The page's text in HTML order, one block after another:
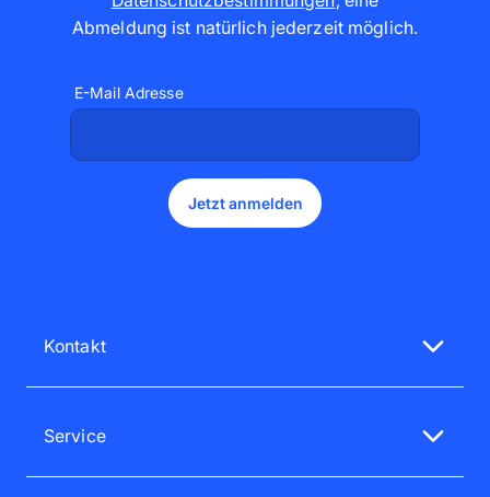
Abmeldung ist natürlich jederzeit möglich.
E-Mail Adresse
Jetzt anmelden
Kontakt
Unsere Service-Mitarbeiter sind gerne für dich da
Sa - So 12:00 - 16:00 Uhr
0720 88 20 50
Service
Service-Bereich